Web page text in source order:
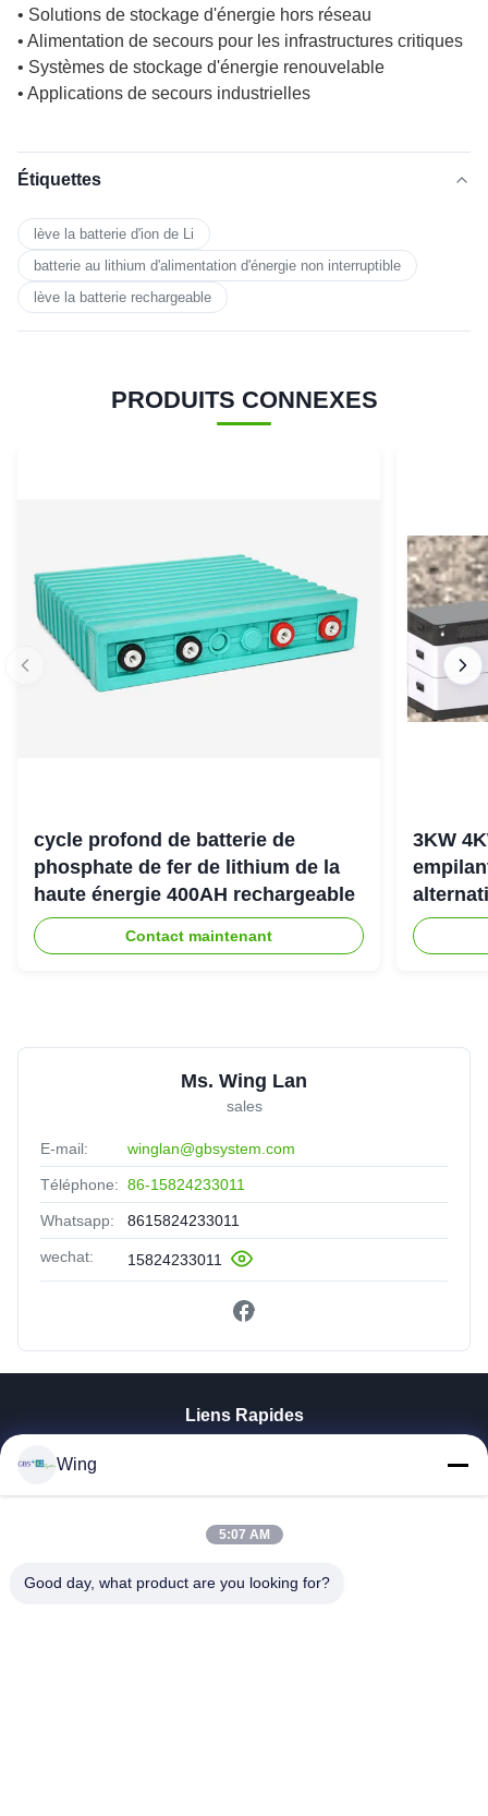
• Solutions de stockage d'énergie hors réseau
• Alimentation de secours pour les infrastructures critiques
• Systèmes de stockage d'énergie renouvelable
• Applications de secours industrielles
Étiquettes
lève la batterie d'ion de Li
batterie au lithium d'alimentation d'énergie non interruptible
lève la batterie rechargeable
PRODUITS CONNEXES
cycle profond de batterie de
phosphate de fer de lithium de la
haute énergie 400AH rechargeable
Contact maintenant
3KW
Ms. Wing Lan
sales
E-mail: winglan@gbsystem.com
Téléphone: 86-15824233011
Whatsapp: 8615824233011
wechat: 15824233011
Liens Rapides
Le Spectacle VR
Visite De L'usine
Wing
5:07 AM
Good day, what product are you looking for?